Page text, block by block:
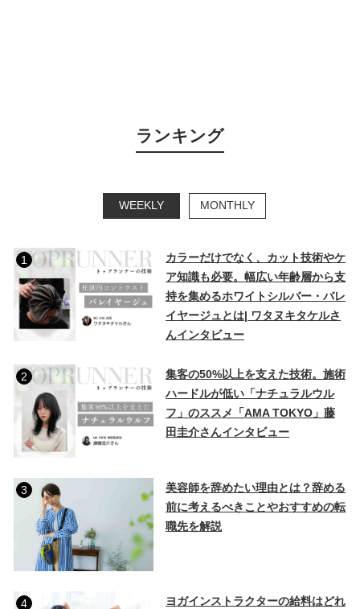
ランキング
WEEKLY MONTHLY
1
カラーだけでなく、カット技術やケ
ア知識も必要。幅広い年齢層から支
持を集めるホワイトシルバー・バレ
イヤージュとは| ワタヌキタケルさ
んインタビュー
2
集客の50%以上を支えた技術。施術
ハードルが低い「ナチュラルウル
フ」のススメ「AMA TOKYO」藤
田圭介さんインタビュー
3
美容師を辞めたい理由とは？辞める
前に考えるべきことやおすすめの転
職先を解説
4
ヨガインストラクターの給料はどれ